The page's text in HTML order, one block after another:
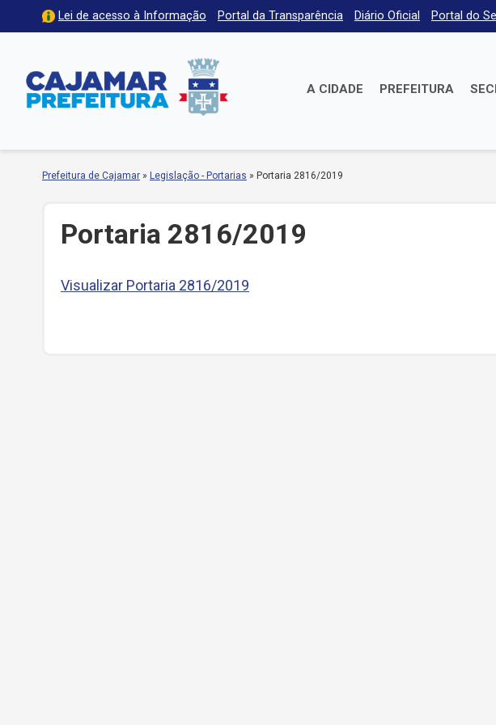
Lei de acesso à Informação Portal da Transparência Diário Oficial Portal do
A CIDADE PREFEITURA
Prefeitura de Cajamar » Legislação - Portarias » Portaria 2816/2019
Portaria 2816/2019
Visualizar Portaria 2816/2019